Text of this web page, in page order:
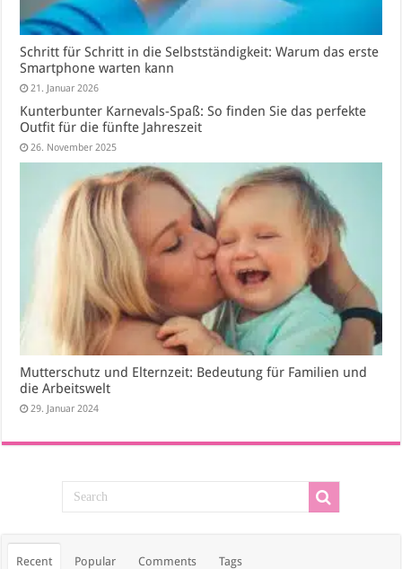
Schritt für Schritt in die Selbstständigkeit: Warum das erste
Smartphone warten kann
21. Januar 2026
Kunterbunter Karnevals-Spaß: So finden Sie das perfekte
Outfit für die fünfte Jahreszeit
26. November 2025
Mutterschutz und Elternzeit: Bedeutung für Familien und
die Arbeitswelt
29. Januar 2024
Recent Popular Comments Tags